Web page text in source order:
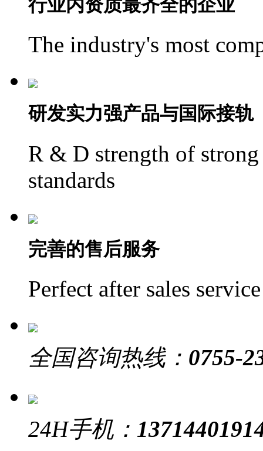
行业内资质最齐全的企业
The industry's most
研发实力强产品与国际接轨
R & D strength of
standards
完善的售后服务
Perfect after sales service
全国咨询热线： 0755-
24H手机：